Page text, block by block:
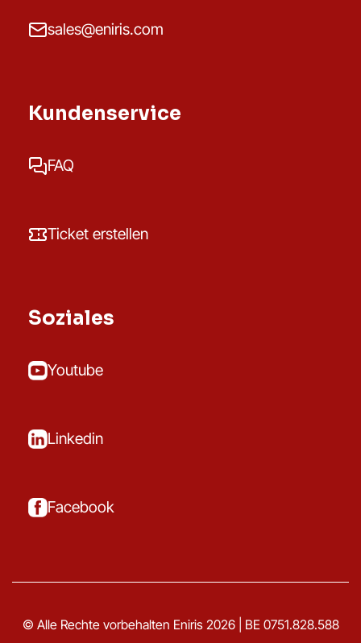
sales@eniris.com
Kundenservice
FAQ
Ticket erstellen
Soziales
Youtube
Linkedin
Facebook
© Alle Rechte vorbehalten Eniris 2026 | BE 0751.828.588